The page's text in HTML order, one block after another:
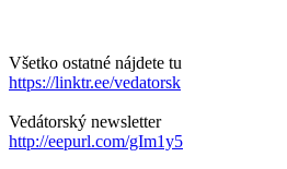
Všetko ostatné nájdete tu
https://linktr.ee/vedatorsk
Vedátorský newsletter
http://eepurl.com/gIm1y5